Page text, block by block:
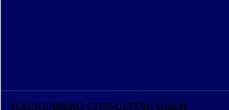
HACKENBERG CONSULTING GmbH